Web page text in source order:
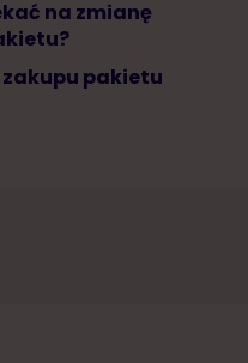
na zmianę
zakupu pakietu